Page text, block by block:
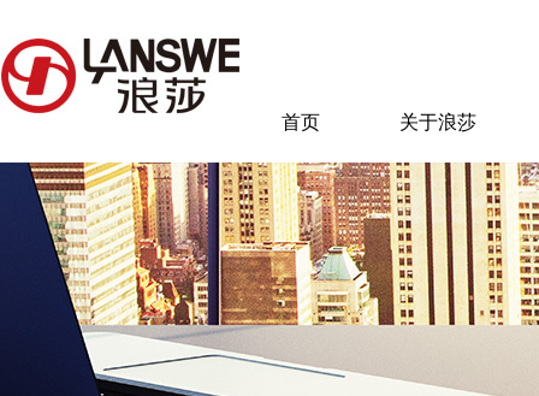
首页 关于浪莎